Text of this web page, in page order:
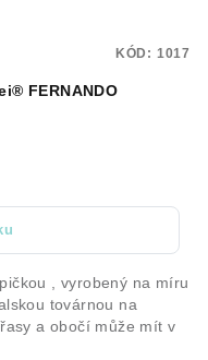
Profesionální štětec InLei® FERNANDO
, vyrobený na míru
továrnou na
a obočí může mít v
KÓD: 1017